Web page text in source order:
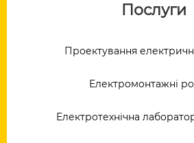
Послуги
Проектування
Електромонтажні
Електротехнічна